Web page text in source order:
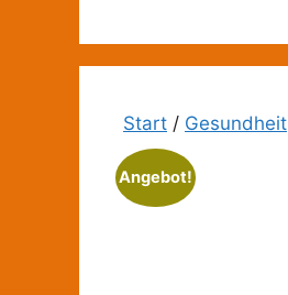
Start / Gesundheit
Angebot!